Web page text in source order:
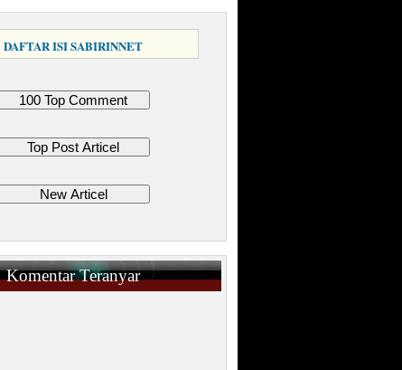
DAFTAR ISI SABIRINNET
Komentar Teranyar